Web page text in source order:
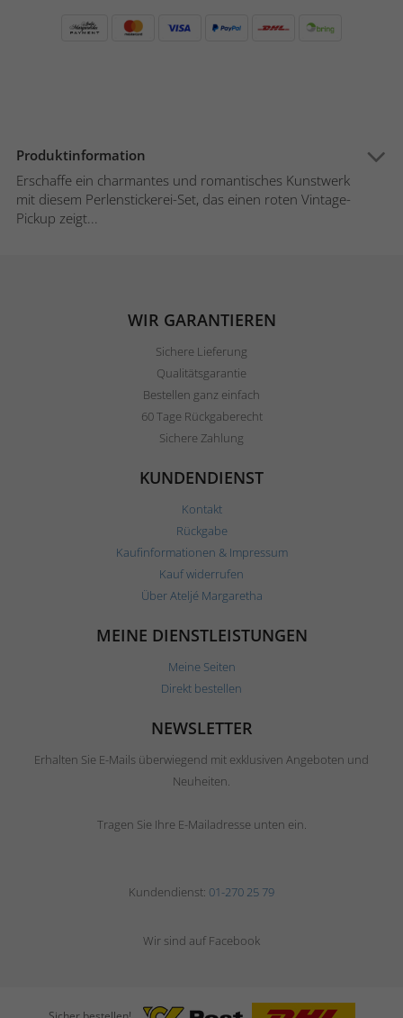
Produktinformation
Erschaffe ein charmantes und romantisches Kunstwerk
mit diesem Perlenstickerei-Set, das einen roten Vintage-
Pickup zeigt...
WIR GARANTIEREN
Sichere Lieferung
Qualitätsgarantie
Bestellen ganz einfach
60 Tage Rückgaberecht
Sichere Zahlung
KUNDENDIENST
Kontakt
Rückgabe
Kaufinformationen & Impressum
Kauf widerrufen
Über Ateljé Margaretha
MEINE DIENSTLEISTUNGEN
Meine Seiten
Direkt bestellen
NEWSLETTER
Erhalten Sie E-Mails überwiegend mit exklusiven Angeboten und
Neuheiten.
Tragen Sie Ihre E-Mailadresse unten ein.
Kundendienst: 01-270 25 79
Wir sind auf Facebook